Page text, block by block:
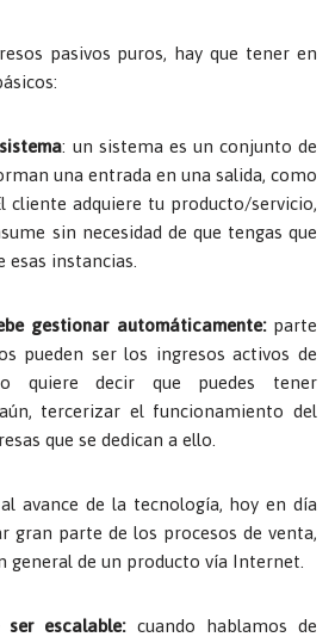
pasivos puros, hay que tener en
: un sistema es un conjunto de
una entrada en una salida, como
cliente adquiere tu producto/servicio,
sin necesidad de que tengas que
instancias.
gestionar automáticamente:parte
pueden ser los ingresos activos de
quiere decir que puedes tener
tercerizar el funcionamiento del
que se dedican a ello.
avance de la tecnología, hoy en día
gran parte de los procesos de venta,
general de un producto vía Internet.
escalable:cuando hablamos de